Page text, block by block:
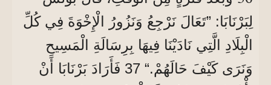
لِبَرْنَابَا: ”تَعَالَ نَرْجِعُ وَنَزُورُ الْإِخْوَةَ فِي كُلِّ
الْبِلَادِ الَّتِي نَادَيْنَا فِيهَا بِرِسَالَةِ الْمَسِيحِ
وَنَرَى كَيْفَ حَالَهُمْ.“ 37 فَأَرَادَ بَرْنَابَا أَنْ